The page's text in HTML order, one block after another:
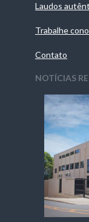
Laudos
Trabalhe
Contato
NOTÍCIAS